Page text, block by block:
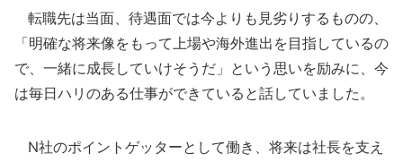
転職先は当面、待遇面では今よりも見劣りするものの、
「明確な将来像をもって上場や海外進出を目指しているの
で、一緒に成長していけそうだ」という思いを励みに、今
は毎日ハリのある仕事ができていると話していました。
N社のポイントゲッターとして働き、将来は社長を支え